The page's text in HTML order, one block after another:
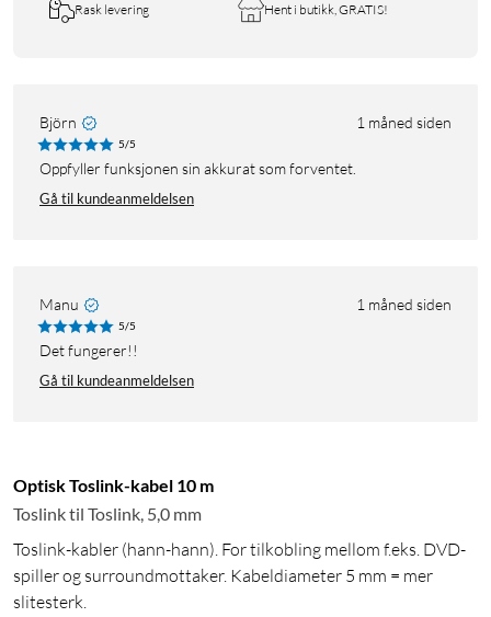
Rask levering Hent i butikk, GRATIS!
Björn 1 måned siden
5/5
Oppfyller funksjonen sin akkurat som forventet.
Gå til kundeanmeldelsen
Manu 1 måned siden
5/5
Det fungerer!!
Gå til kundeanmeldelsen
Optisk Toslink-kabel 10 m
Toslink til Toslink, 5,0 mm
Toslink-kabler (hann-hann). For tilkobling mellom f.eks. DVD-
spiller og surroundmottaker. Kabeldiameter 5 mm = mer
slitesterk.